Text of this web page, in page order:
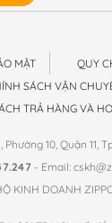
MẬT
QUY
SÁCH VẬN
TRẢ HÀNG VÀ
10, Quận 11,
- Email:
KINH DOANH